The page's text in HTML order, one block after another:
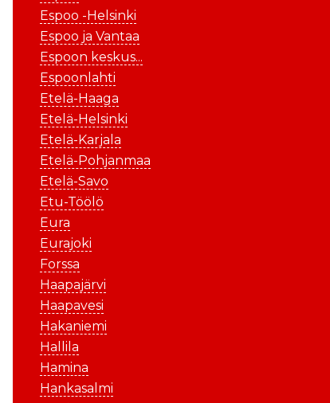
Espoo -Helsinki
Espoo ja Vantaa
Espoon keskus...
Espoonlahti
Etelä-Haaga
Etelä-Helsinki
Etelä-Karjala
Etelä-Pohjanmaa
Etelä-Savo
Etu-Töölö
Eura
Eurajoki
Forssa
Haapajärvi
Haapavesi
Hakaniemi
Hallila
Hamina
Hankasalmi